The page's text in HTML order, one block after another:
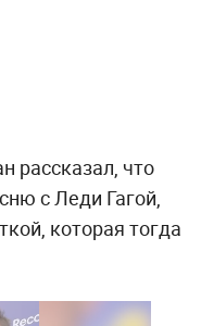
рассказал, что
с Леди Гагой,
которая тогда